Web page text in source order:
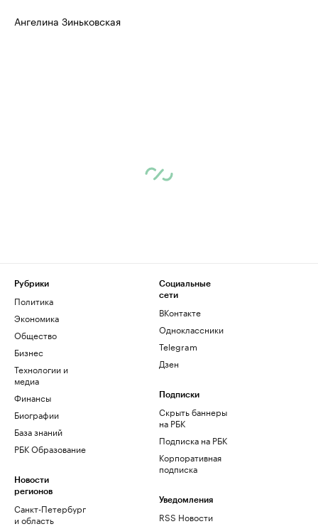
Ангелина Зиньковская
Рубрики
Политика
Экономика
Общество
Бизнес
Технологии и
медиа
Финансы
Биографии
База знаний
РБК Образование
Новости
регионов
Санкт-Петербург
и область
Социальные
сети
ВКонтакте
Одноклассники
Telegram
Дзен
Подписки
Скрыть баннеры
на РБК
Подписка на РБК
Корпоративная
подписка
Уведомления
RSS Новости